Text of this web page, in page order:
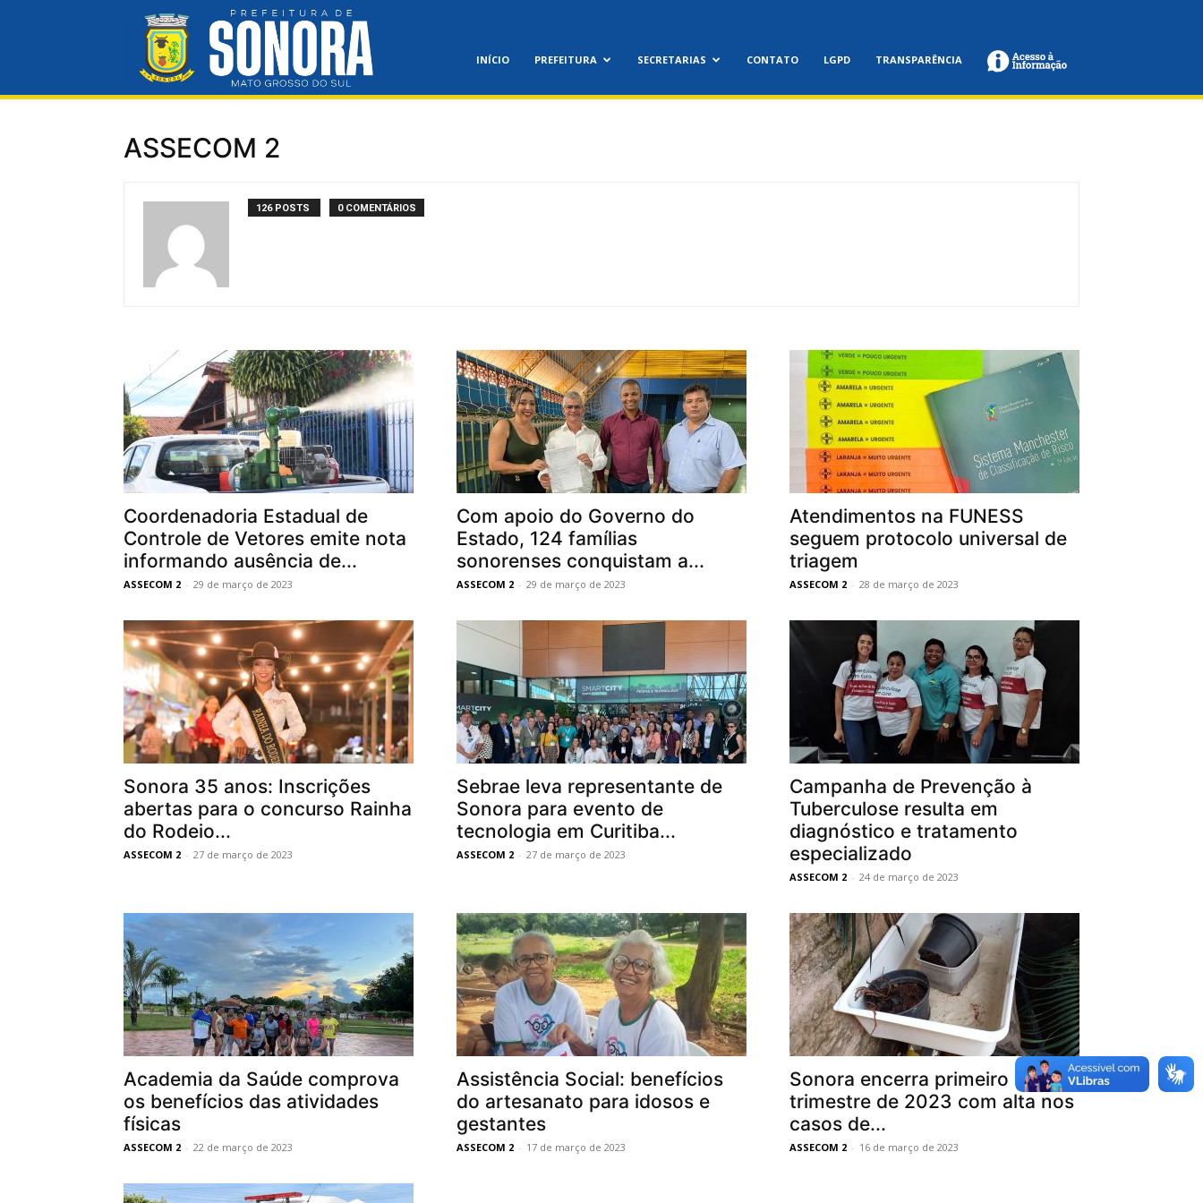
INÍCIO PREFEITURA SECRETARIAS CONTATO LGPD TRANSPARÊNCIA
ASSECOM 2
126 POSTS 0 COMENTÁRIOS
Coordenadoria Estadual de
Controle de Vetores emite nota
informando ausência de...
ASSECOM 2 - 29 de março de 2023
Com apoio do Governo do
Estado, 124 famílias
sonorenses conquistam a...
ASSECOM 2 - 29 de março de 2023
Atendimentos na FUNESS
seguem protocolo universal de
triagem
ASSECOM 2 - 28 de março de 2023
Sonora 35 anos: Inscrições
abertas para o concurso Rainha
do Rodeio...
ASSECOM 2 - 27 de março de 2023
Sebrae leva representante de
Sonora para evento de
tecnologia em Curitiba...
ASSECOM 2 - 27 de março de 2023
Campanha de Prevenção à
Tuberculose resulta em
diagnóstico e tratamento
especializado
ASSECOM 2 - 24 de março de 2023
Academia da Saúde comprova
os benefícios das atividades
físicas
ASSECOM 2 - 22 de março de 2023
Assistência Social: benefícios
do artesanato para idosos e
gestantes
ASSECOM 2 - 17 de março de 2023
Sonora encerra primeiro
trimestre de 2023 com alta nos
casos de...
ASSECOM 2 - 16 de março de 2023